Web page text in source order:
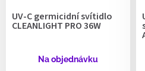
UV-C germicidní svítidlo
CLEANLIGHT PRO 36W
Na objednávku